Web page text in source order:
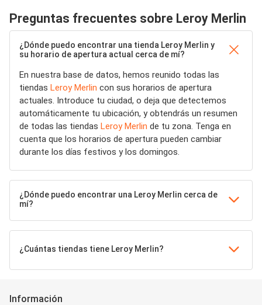
Preguntas frecuentes sobre Leroy Merlin
¿Dónde puedo encontrar una tienda Leroy Merlin y
su horario de apertura actual cerca de mí?
En nuestra base de datos, hemos reunido todas las
tiendas Leroy Merlin con sus horarios de apertura
actuales. Introduce tu ciudad, o deja que detectemos
automáticamente tu ubicación, y obtendrás un resumen
de todas las tiendas Leroy Merlin de tu zona. Tenga en
cuenta que los horarios de apertura pueden cambiar
durante los días festivos y los domingos.
¿Dónde puedo encontrar una Leroy Merlin cerca de
mí?
¿Cuántas tiendas tiene Leroy Merlin?
Información